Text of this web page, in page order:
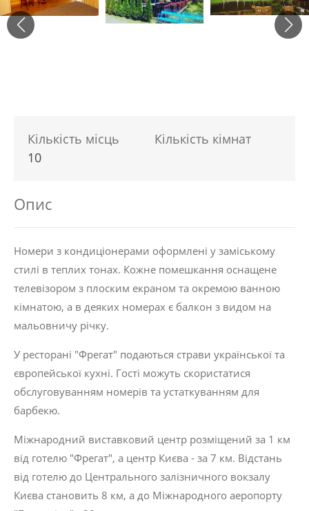
Кількість місць
10
Кількість кімнат
Опис
Номери з кондиціонерами оформлені у заміському
стилі в теплих тонах. Кожне помешкання оснащене
телевізором з плоским екраном та окремою ванною
кімнатою, а в деяких номерах є балкон з видом на
мальовничу річку.
У ресторані "Фрегат" подаються страви української та
європейської кухні. Гості можуть скористатися
обслуговуванням номерів та устаткуванням для
барбекю.
Міжнародний виставковий центр розміщений за 1 км
від готелю "Фрегат", а центр Києва - за 7 км. Відстань
від готелю до Центрального залізничного вокзалу
Києва становить 8 км, а до Міжнародного аеропорту